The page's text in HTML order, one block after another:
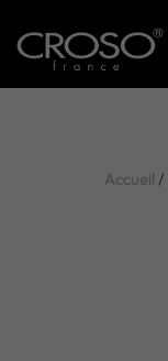
Accueil /